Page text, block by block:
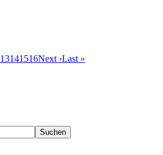
13141516Next ›Last »
Suchen